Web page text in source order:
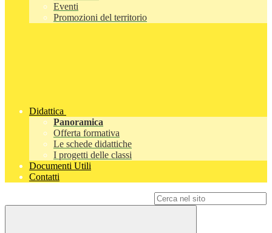
Eventi
Promozioni del territorio
Didattica
Panoramica
Offerta formativa
Le schede didattiche
I progetti delle classi
Documenti Utili
Contatti